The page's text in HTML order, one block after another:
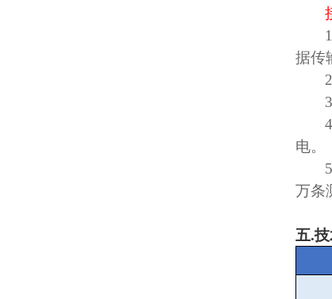
据传
电。
万条
五.